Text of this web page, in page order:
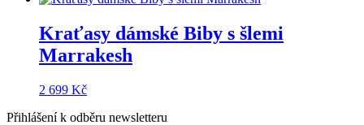
Kraťasy dámské Biby s šlemi
Marrakesh
2 699 Kč
Přihlášení k odběru newsletteru